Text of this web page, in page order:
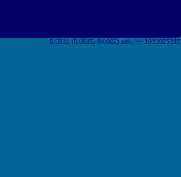
0.0031 (0.0015, 0.0002) sek. –– 1033025315